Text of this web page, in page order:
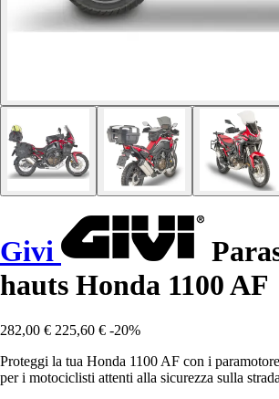
Givi
hauts Honda 1100 AF
282,00 € 225,60 € -20%
Proteggi la tua Honda 1100 AF con i
per i motociclisti attenti alla sicurezza sulla